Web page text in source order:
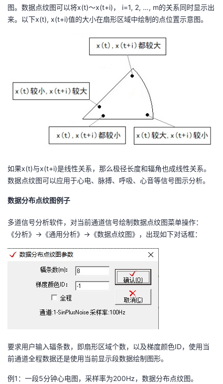
图。数据点纹图可以将x(t)～x(t+i)， i=1, 2, …, m的关系同时显示出
来。以下x(t), x(t+i)值的大小在扇形区域中绘制的点位置示意图。
如果x(t)与x(t+i)是线性关系，那么极径长度和辐角也成线性关系。
数据点纹图可以应用于心电、脉搏、呼吸、心音等信号图示分析。
数据分布点纹图例子
多道信号分析软件，对当前通道信号绘制数据点纹图菜单操作：
《分析》→《通用分析》→《数据点纹图》，出现如下对话框：
要求用户输入辐条数，即扇形区域个数，以及梯度颜色ID，使用当
前通道全程数据还是使用当前显示段数据绘制图形。
例1：一段5分钟心电图，采样率为200Hz，数据分布点纹图。